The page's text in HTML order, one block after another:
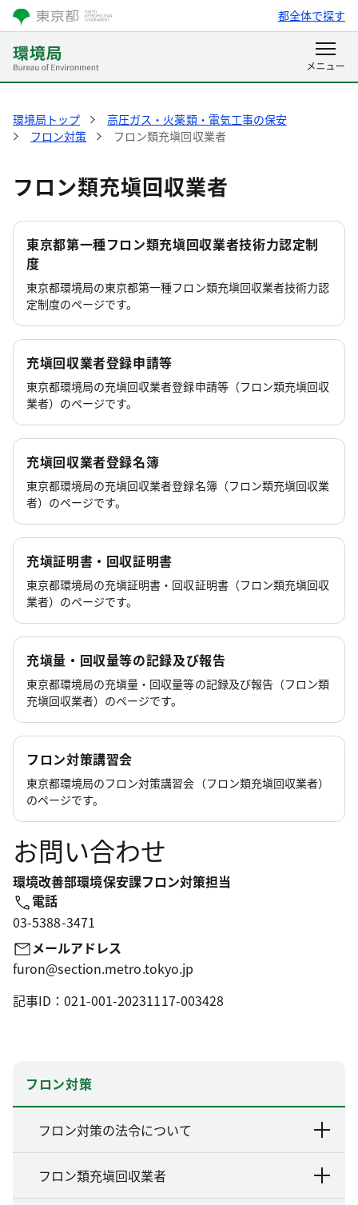
都全体で探す
環境局トップ
高圧ガス・火薬類・電気工事の保安
フロン対策
フロン類充塡回収業者
フロン類充塡回収業者
東京都第一種フロン類充塡回収業者技術力認定制
度
東京都環境局の東京都第一種フロン類充塡回収業者技術力認
定制度のページです。
充塡回収業者登録申請等
東京都環境局の充塡回収業者登録申請等（フロン類充塡回収
業者）のページです。
充塡回収業者登録名簿
東京都環境局の充塡回収業者登録名簿（フロン類充塡回収業
者）のページです。
充塡証明書・回収証明書
東京都環境局の充塡証明書・回収証明書（フロン類充塡回収
業者）のページです。
充塡量・回収量等の記録及び報告
東京都環境局の充塡量・回収量等の記録及び報告（フロン類
充塡回収業者）のページです。
フロン対策講習会
東京都環境局のフロン対策講習会（フロン類充塡回収業者）
のページです。
お問い合わせ
環境改善部環境保安課フロン対策担当
電話
03-5388-3471
メールアドレス
furon@section.metro.tokyo.jp
記事ID：021-001-20231117-003428
フロン対策
フロン対策の法令について
フロン類充塡回収業者